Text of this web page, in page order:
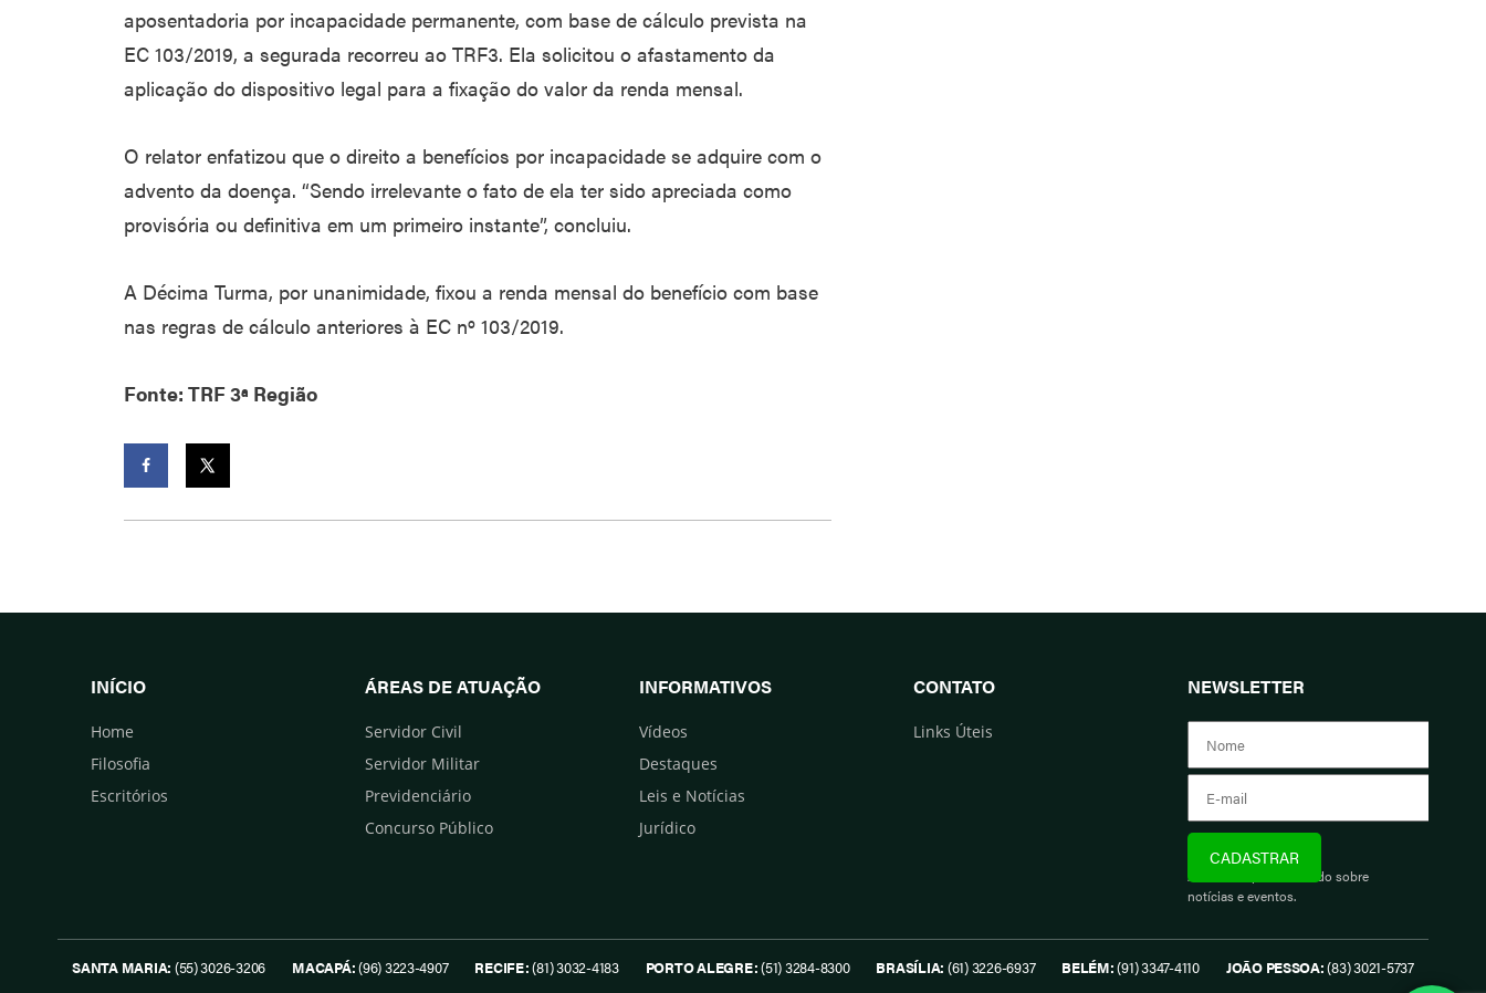
aposentadoria por incapacidade permanente, com base de cálculo prevista na
EC 103/2019, a segurada recorreu ao TRF3. Ela solicitou o afastamento da
aplicação do dispositivo legal para a fixação do valor da renda mensal.
O relator enfatizou que o direito a benefícios por incapacidade se adquire com o
advento da doença. “Sendo irrelevante o fato de ela ter sido apreciada como
provisória ou definitiva em um primeiro instante”, concluiu.
A Décima Turma, por unanimidade, fixou a renda mensal do benefício com base
nas regras de cálculo anteriores à EC nº 103/2019.
Fonte: TRF 3ª Região
INÍCIO
Home
Filosofia
Escritórios
ÁREAS DE ATUAÇÃO
Servidor Civil
Servidor Militar
Previdenciário
Concurso Público
INFORMATIVOS
Vídeos
Destaques
Leis e Notícias
Jurídico
CONTATO
Links Úteis
NEWSLETTER
Assine e fique informado sobre
notícias e eventos.
SANTA MARIA: (55) 3026-3206 MACAPÁ:(96) 3223-4907 RECIFE:(81) 3032-4183 PORTO ALEGRE:(51) 3284-8300 BRASÍLIA: (61) 3226-6937 BELÉM:(91) 3347-4110 JOÃO PESSOA:(83) 3021-5737